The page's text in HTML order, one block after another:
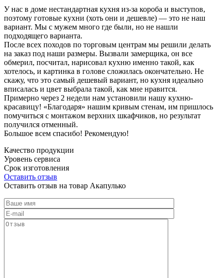
У нас в доме нестандартная кухня из-за короба и выступов,
поэтому готовые кухни (хоть они и дешевле) — это не наш
вариант. Мы с мужем много где были, но не нашли
подходящего варианта.
После всех походов по торговым центрам мы решили делать
на заказ под наши размеры. Вызвали замерщика, он все
обмерил, посчитал, нарисовал кухню именно такой, как
хотелось, и картинка в голове сложилась окончательно. Не
скажу, что это самый дешевый вариант, но кухня идеально
вписалась и цвет выбрала такой, как мне нравится.
Примерно через 2 недели нам установили нашу кухню-
красавицу! «Благодаря» нашим кривым стенам, им пришлось
помучиться с монтажом верхних шкафчиков, но результат
получился отменный.
Большое всем спасибо! Рекомендую!
Качество продукции
Уровень сервиса
Срок изготовления
Оставить отзыв
Оставить отзыв на товар Акапулько